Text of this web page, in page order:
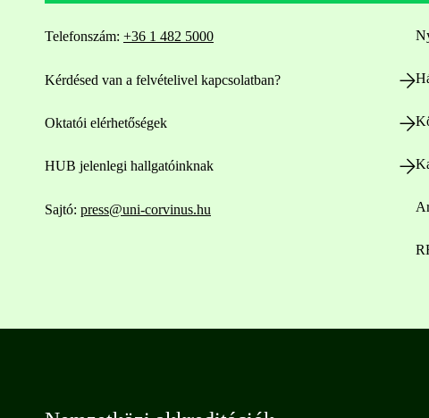
Telefonszám: +36 1 482 5000
Kérdésed van a felvételivel kapcsolatban?
Oktatói elérhetőségek
HUB jelenlegi hallgatóinknak
Sajtó: press@uni-corvinus.hu